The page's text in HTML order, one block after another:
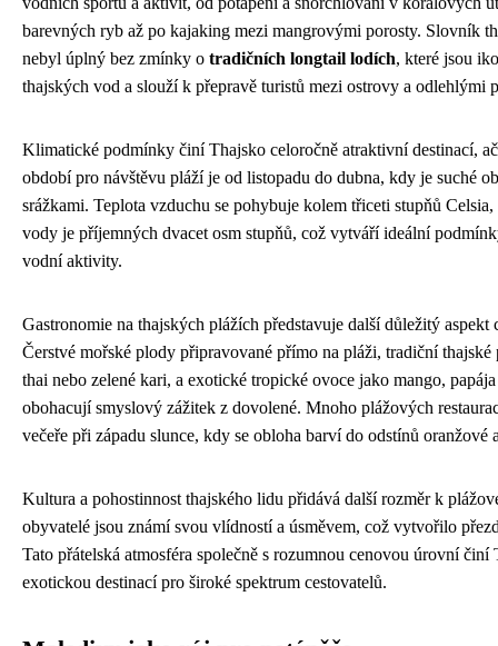
barevných ryb až po kajaking mezi mangrovými porosty. Slovník
nebyl úplný bez zmínky o tradičních longtail lodích, které jsou
thajských vod a slouží k přepravě turistů mezi ostrovy a odlehlými
Klimatické podmínky činí Thajsko celoročně atraktivní destinací,
období pro návštěvu pláží je od listopadu do dubna, kdy je suché
srážkami. Teplota vzduchu se pohybuje kolem třiceti stupňů
vody je příjemných dvacet osm stupňů, což vytváří ideální
vodní aktivity.
Gastronomie na thajských plážích představuje další důležitý aspekt
Čerstvé mořské plody připravované přímo na pláži, tradiční
thai nebo zelené kari, a exotické tropické ovoce jako mango,
obohacují smyslový zážitek z dovolené. Mnoho plážových
večeře při západu slunce, kdy se obloha barví do odstínů oranžové
Kultura a pohostinnost thajského lidu přidává další rozměr k
obyvatelé jsou známí svou vlídností a úsměvem, což vytvořilo
Tato přátelská atmosféra společně s rozumnou cenovou úrovní činí
exotickou destinací pro široké spektrum cestovatelů.